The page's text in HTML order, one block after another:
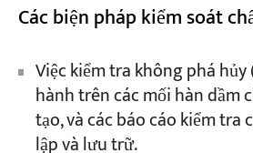
Các biện pháp kiểm soát
Việc kiểm tra không phá hủy
hành trên các mối hàn dầm
tạo, và các báo cáo kiểm tra
lập và lưu trữ.